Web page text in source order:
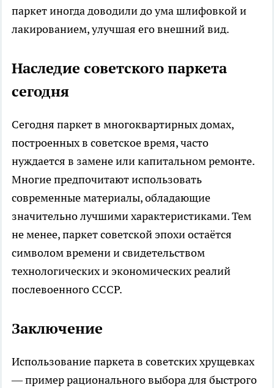
паркет иногда доводили до ума шлифовкой и
лакированием, улучшая его внешний вид.
Наследие советского паркета
сегодня
Сегодня паркет в многоквартирных домах,
построенных в советское время, часто
нуждается в замене или капитальном ремонте.
Многие предпочитают использовать
современные материалы, обладающие
значительно лучшими характеристиками. Тем
не менее, паркет советской эпохи остаётся
символом времени и свидетельством
технологических и экономических реалий
послевоенного СССР.
Заключение
Использование паркета в советских хрущевках
— пример рационального выбора для быстрого